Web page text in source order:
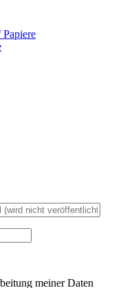
meiner Daten